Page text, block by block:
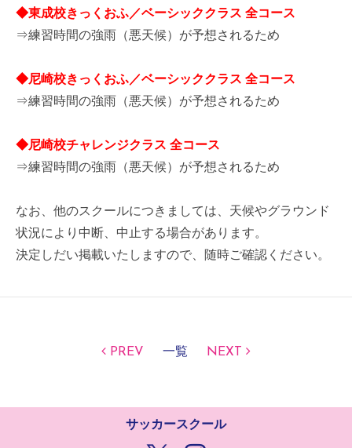
◆東成校きっくおふ／ベーシッククラス 全コース
⇒練習時間の強雨（悪天候）が予想されるため
◆尼崎校きっくおふ／ベーシッククラス 全コース
⇒練習時間の強雨（悪天候）が予想されるため
◆尼崎校チャレンジクラス 全コース
⇒練習時間の強雨（悪天候）が予想されるため
なお、他のスクールにつきましては、天候やグラウンド
状況により中断、中止する場合があります。
決定しだい掲載いたしますので、随時ご確認ください。
PREV 一覧 NEXT
サッカースクール